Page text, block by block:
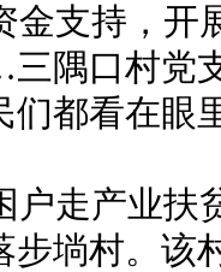
金支持，开
隅口村党
们都看在眼
户走产业扶
步埫村。该